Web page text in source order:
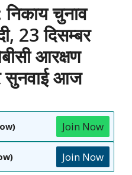
निकाय चुनाव
23 दिसम्बर
आरक्षण
सुनवाई आज
Join Now
Join Now